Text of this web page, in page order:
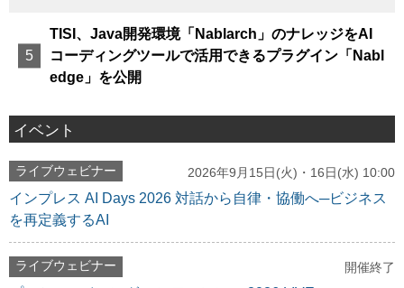
TISI、Java開発環境「Nablarch」のナレッジをAI
コーディングツールで活用できるプラグイン「Nabl
edge」を公開
イベント
ライブウェビナー 2026年9月15日(火)・16日(水) 10:00
インプレス AI Days 2026 対話から自律・協働へ─ビジネス
を再定義するAI
ライブウェビナー 開催終了